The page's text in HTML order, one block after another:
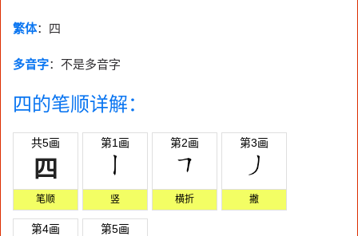
繁体：四
多音字：不是多音字
四的笔顺详解：
共5画
四
笔顺
第1画
竖
第2画
横折
第3画
撇
第4画 第5画